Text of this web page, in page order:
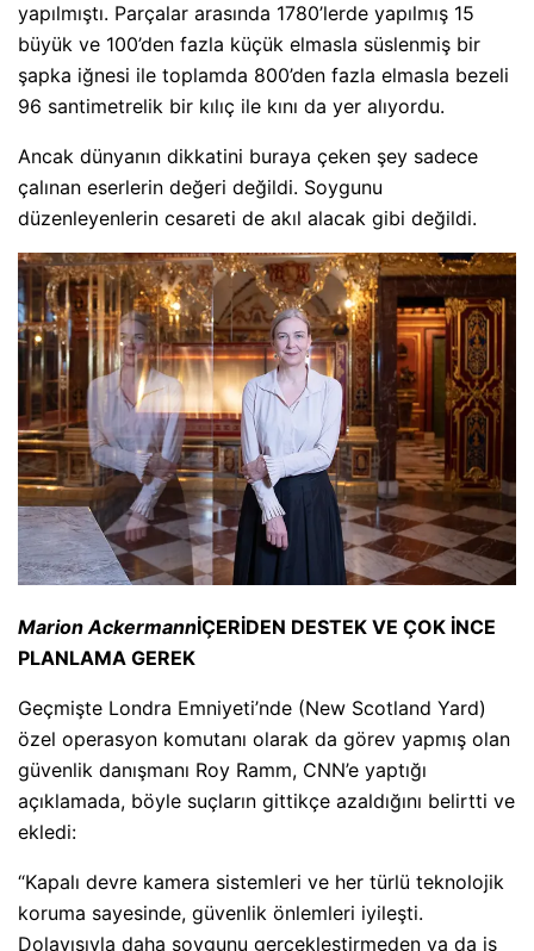
yapılmıştı. Parçalar arasında 1780’lerde yapılmış 15
büyük ve 100’den fazla küçük elmasla süslenmiş bir
şapka iğnesi ile toplamda 800’den fazla elmasla bezeli
96 santimetrelik bir kılıç ile kını da yer alıyordu.
Ancak dünyanın dikkatini buraya çeken şey sadece
çalınan eserlerin değeri değildi. Soygunu
düzenleyenlerin cesareti de akıl alacak gibi değildi.
Marion AckermannİÇERİDEN DESTEK VE ÇOK İNCE
PLANLAMA GEREK
Geçmişte Londra Emniyeti’nde (New Scotland Yard)
özel operasyon komutanı olarak da görev yapmış olan
güvenlik danışmanı Roy Ramm, CNN’e yaptığı
açıklamada, böyle suçların gittikçe azaldığını belirtti ve
ekledi:
“Kapalı devre kamera sistemleri ve her türlü teknolojik
koruma sayesinde, güvenlik önlemleri iyileşti.
Dolayısıyla daha soygunu gerçekleştirmeden ya da iş